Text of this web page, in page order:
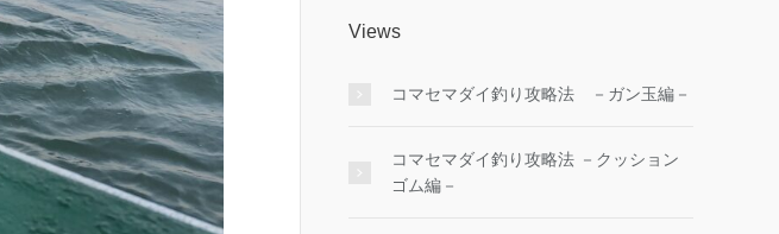
Views
コマセマダイ釣り攻略法 －ガン玉編－
コマセマダイ釣り攻略法 －クッション
ゴム編－